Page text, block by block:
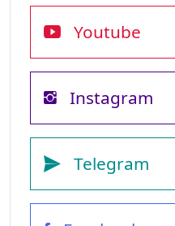
Youtube
Instagram
Telegram